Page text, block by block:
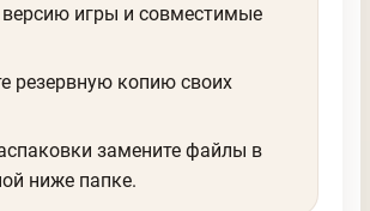
версию игры и совместимые
резервную копию своих
замените файлы в
ниже папке.